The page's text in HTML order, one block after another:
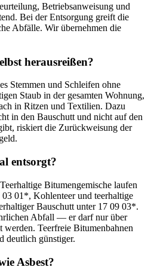
Betriebsanweisung und
Bei der Entsorgung greift die
Abfälle. Wir übernehmen die
herausreißen?
Stemmen und Schleifen ohne
Staub in der gesamten Wohnung,
in Ritzen und Textilien. Dazu
in den Bauschutt und nicht auf den
riskiert die Zurückweisung der
entsorgt?
Bitumengemische laufen
01*, Kohlenteer und teerhaltige
Bauschutt unter 17 09 03*.
Abfall — er darf nur über
werden. Teerfreie Bitumenbahnen
deutlich günstiger.
Asbest?